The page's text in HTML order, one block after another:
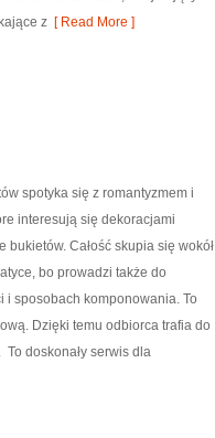
z [ Read More ]
spotyka się z romantyzmem i
interesują się dekoracjami
Całość skupia się wokół
bo prowadzi także do
i sposobach komponowania. To
Dzięki temu odbiorca trafia do
doskonały serwis dla